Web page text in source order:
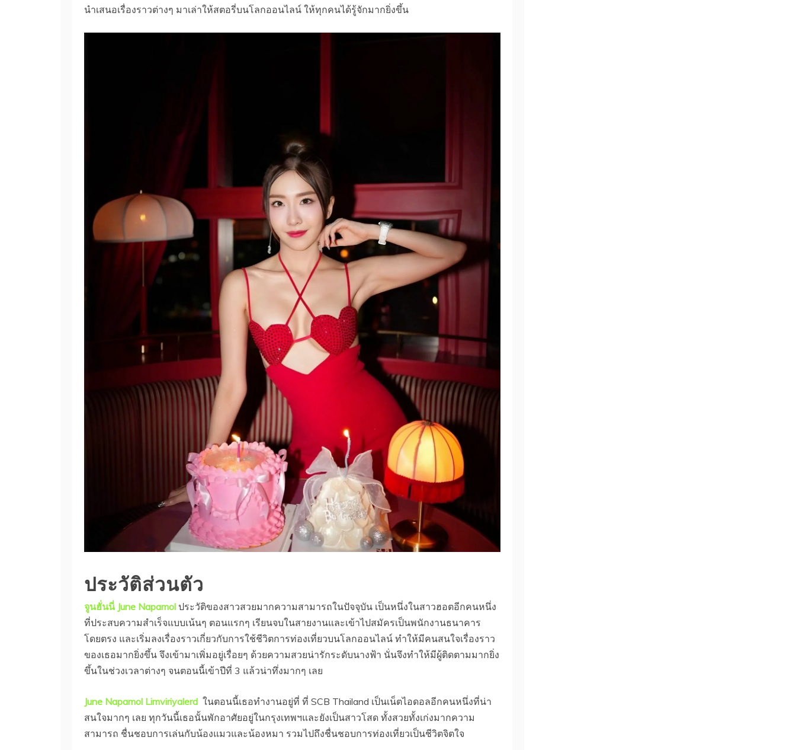
นำเสนอเรื่องราวต่างๆ มาเล่าให้สตอรี่บนโลกออนไลน์ ให้ทุกคนได้รู้จักมากยิ่งขึ้น
ประวัติส่วนตัว
จูนฮั่นนี่ June Napamol ประวัติของสาวสวยมากความสามารถในปัจจุบัน เป็นหนึ่งในสาวฮอตอีกคนหนึ่ง
ที่ประสบความสำเร็จแบบเน้นๆ ตอนแรกๆ เรียนจบในสายงานและเข้าไปสมัครเป็นพนักงานธนาคาร
โดยตรง และเริ่มลงเรื่องราวเกี่ยวกับการใช้ชีวิตการท่องเที่ยวบนโลกออนไลน์ ทำให้มีคนสนใจเรื่องราว
ของเธอมากยิ่งขึ้น จึงเข้ามาเพิ่มอยู่เรื่อยๆ ด้วยความสวยน่ารักระดับนางฟ้า นั่นจึงทำให้มีผู้ติดตามมากยิ่ง
ขึ้นในช่วงเวลาต่างๆ จนตอนนี้เข้าปีที่ 3 แล้วน่าทึ่งมากๆ เลย
June Napamol Limviriyalerd ในตอนนี้เธอทำงานอยู่ที่ ที่ SCB Thailand เป็นเน็ตไอดอลอีกคนหนึ่งที่น่า
สนใจมากๆ เลย ทุกวันนี้เธอนั้นพักอาศัยอยู่ในกรุงเทพฯและยังเป็นสาวโสด ทั้งสวยทั้งเก่งมากความ
สามารถ ชื่นชอบการเล่นกับน้องแมวและน้องหมา รวมไปถึงชื่นชอบการท่องเที่ยวเป็นชีวิตจิตใจ